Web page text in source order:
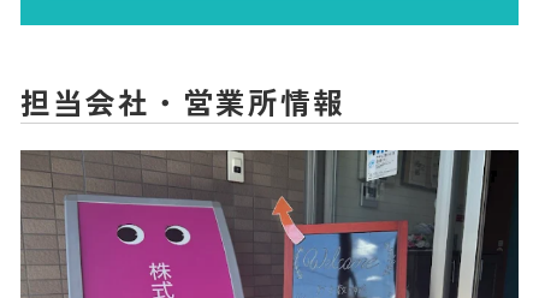
担当会社・営業所情報